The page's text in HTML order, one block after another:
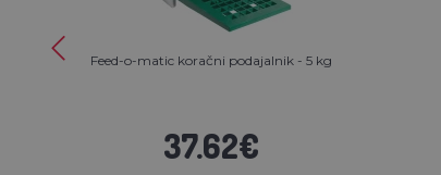
Feed-o-matic koračni podajalnik - 5 kg
37.62€